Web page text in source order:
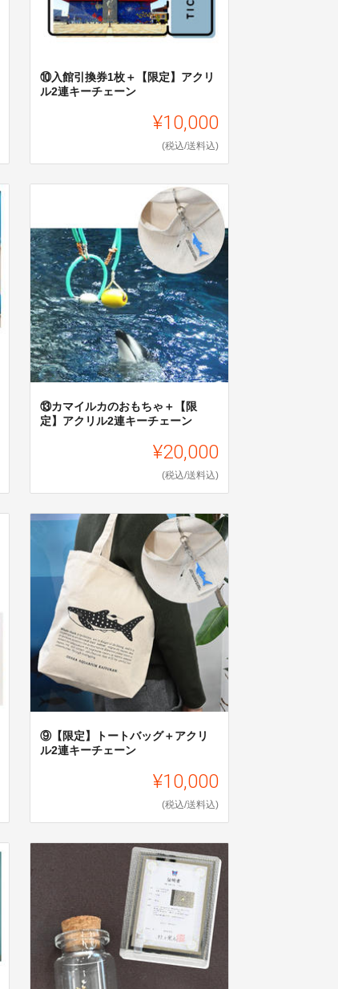
⑩入館引換券1枚＋【限定】アクリ
ル2連キーチェーン
¥10,000
(税込/送料込)
⑬カマイルカのおもちゃ＋【限
定】アクリル2連キーチェーン
¥20,000
(税込/送料込)
⑨【限定】トートバッグ＋アクリ
ル2連キーチェーン
¥10,000
(税込/送料込)